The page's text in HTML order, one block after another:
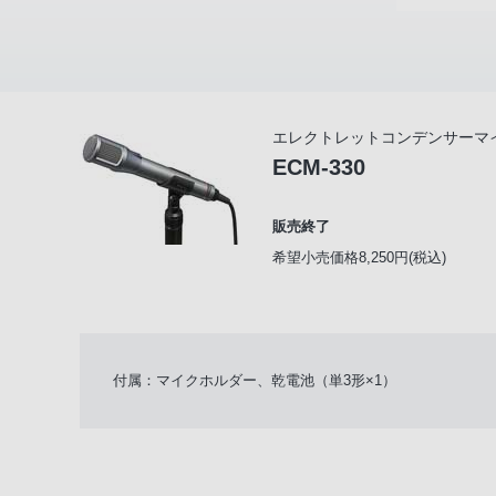
エレクトレットコンデンサーマ
ECM-330
販売終了
希望小売価格8,250円(税込)
付属：マイクホルダー、乾電池（単3形×1）